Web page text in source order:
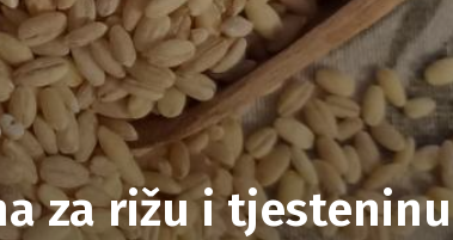
za rižu i tjesteninu